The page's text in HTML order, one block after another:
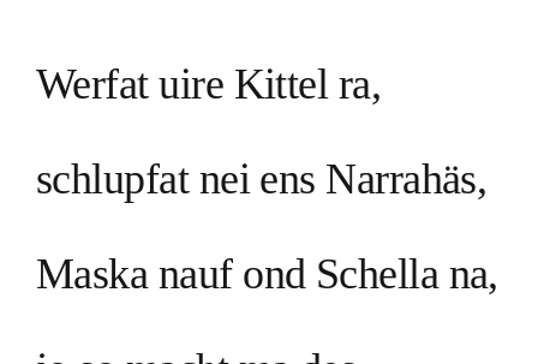
Werfat uire Kittel ra,
schlupfat nei ens Narrahäs,
Maska nauf ond Schella na,